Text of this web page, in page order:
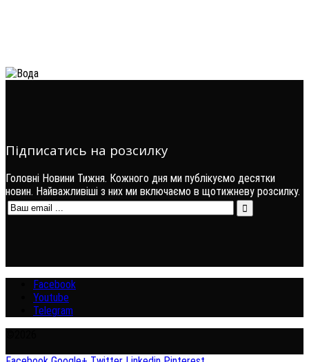
Підписатись на розсилку
Головні Новини Тижня. Кожного дня ми публікуємо десятки
новин. Найважливіші з них ми включаємо в щотижневу розсилку.
Facebook
Youtube
Telegram